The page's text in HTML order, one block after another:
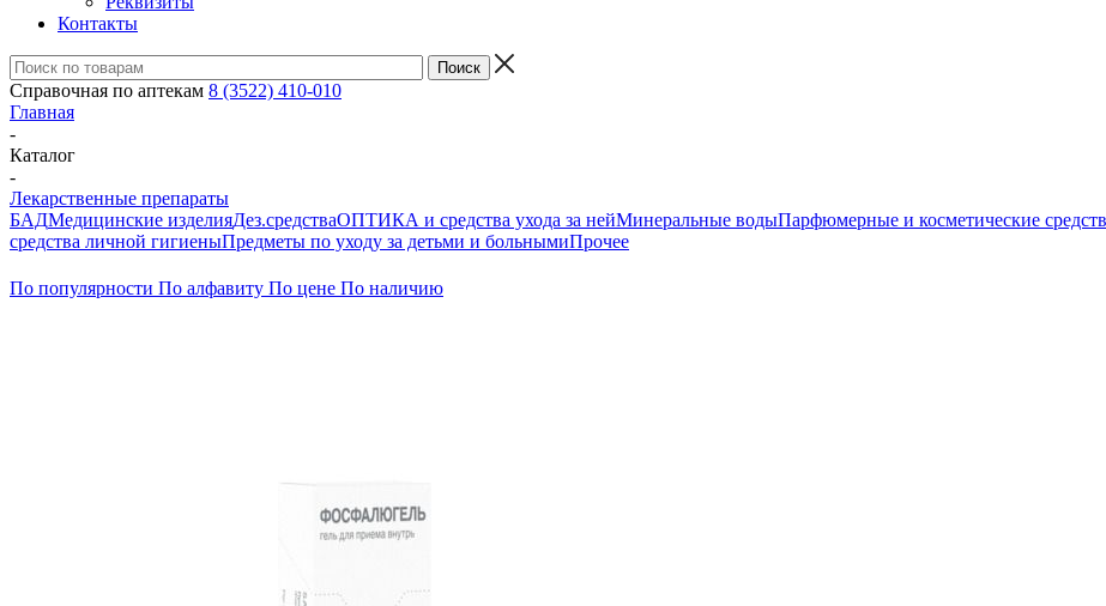
Контакты
Справочная по аптекам 8 (3522) 410-010
Главная
-
Каталог
-
Лекарственные препараты
БАДМедицинские изделияДез.средстваОПТИКА и средства ухода за нейМинеральные водыПарфюмерные и косметические
средства личной гигиеныПредметы по уходу за детьми и больнымиПрочее
По популярности По алфавиту По цене По наличию